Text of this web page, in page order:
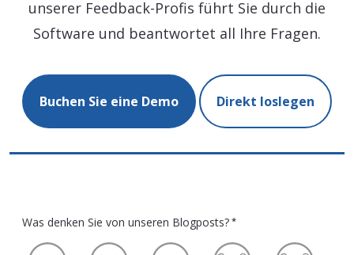
unserer Feedback-Profis führt Sie durch die
Software und beantwortet all Ihre Fragen.
Buchen Sie eine Demo Direkt loslegen
Was denken Sie von unseren Blogposts? *